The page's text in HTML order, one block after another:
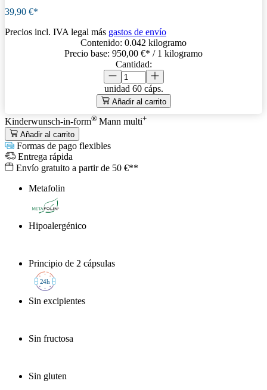
39,90 €*
Precios incl. IVA legal más gastos de envío
Contenido: 0.042 kilogramo
Precio base: 950,00 €* / 1 kilogramo
Cantidad:
unidad 60 cáps.
Añadir al carrito
Kinderwunsch-in-form® Mann multi+
Añadir al carrito
Formas de pago flexibles
Entrega rápida
Envío gratuito a partir de 50 €**
Metafolin
®
Hipoalergénico
Principio de 2 cápsulas
24h
Sin excipientes
Sin fructosa
Sin gluten